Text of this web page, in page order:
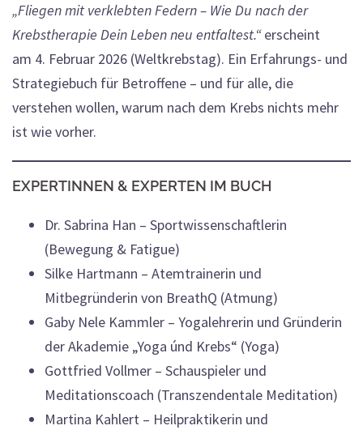
„Fliegen mit verklebten Federn – Wie Du nach der
Krebstherapie Dein Leben neu entfaltest.“erscheint
am 4. Februar 2026 (Weltkrebstag). Ein Erfahrungs- und
Strategiebuch für Betroffene – und für alle, die
verstehen wollen, warum nach dem Krebs nichts mehr
ist wie vorher.
EXPERTINNEN & EXPERTEN IM BUCH
Dr. Sabrina Han – Sportwissenschaftlerin
(Bewegung & Fatigue)
Silke Hartmann – Atemtrainerin und
Mitbegründerin von BreathQ (Atmung)
Gaby Nele Kammler – Yogalehrerin und Gründerin
der Akademie „Yoga únd Krebs“ (Yoga)
Gottfried Vollmer – Schauspieler und
Meditationscoach (Transzendentale Meditation)
Martina Kahlert – Heilpraktikerin und